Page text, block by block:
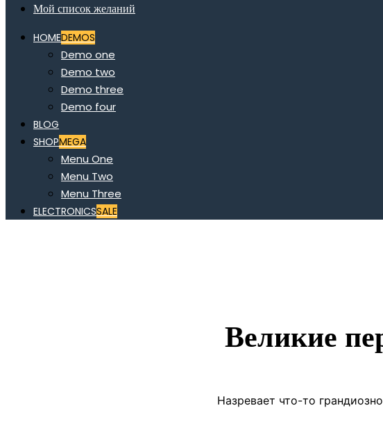
Мой список желаний
HOMEDEMOS
Demo one
Demo two
Demo three
Demo four
BLOG
SHOPMEGA
Menu One
Menu Two
Menu Three
ELECTRONICSSALE
Великие
Назревает что-то